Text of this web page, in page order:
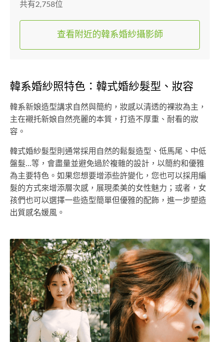
共有2,758位
查看附近的韓系婚紗攝影師
韓系婚紗照特色：韓式婚紗髮型、妝容
韓系新娘造型講求自然與簡約，妝感以清透的裸妝為主，
主在襯托新娘自然亮麗的本質，打造不厚重、耐看的妝
容。
韓式婚紗髮型則通常採用自然的鬆髮造型、低馬尾、中低
盤髮...等，會盡量並避免過於複雜的設計，以簡約和優雅
為主要特色。如果您想要增添些許變化，您也可以採用編
髮的方式來增添層次感，展現柔美的女性魅力；或者，女
孩們也可以選擇一些造型簡單但優雅的配飾，進一步塑造
出質感名媛風。